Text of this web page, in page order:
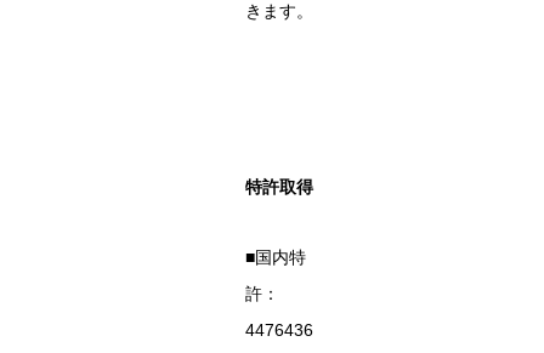
きます。
特許取得
■国内特
許：
4476436